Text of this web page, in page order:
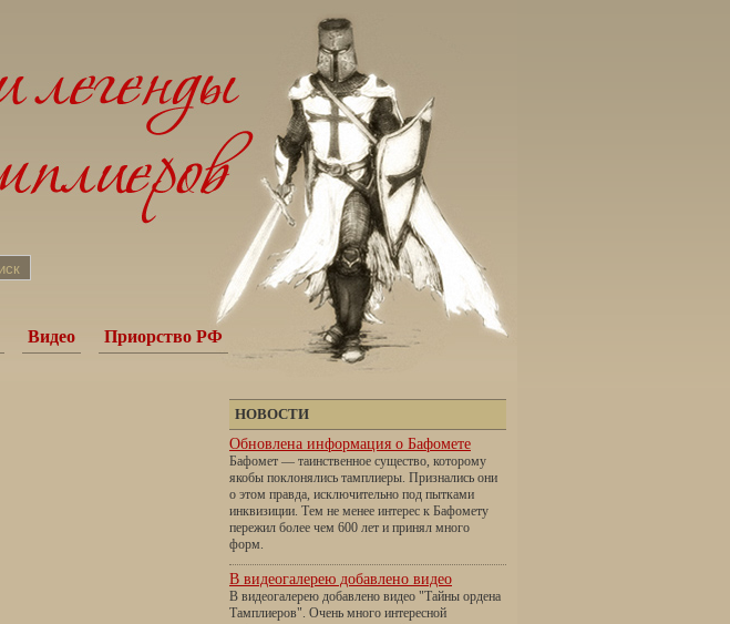
Видео Приорство РФ
НОВОСТИ
Обновлена информация о Бафомете
Бафомет — таинственное существо, которому
якобы поклонялись тамплиеры. Признались они
о этом правда, исключительно под пытками
инквизиции. Тем не менее интерес к Бафомету
пережил более чем 600 лет и принял много
форм.
В видеогалерею добавлено видео
В видеогалерею добавлено видео "Тайны ордена
Тамплиеров". Очень много интересной